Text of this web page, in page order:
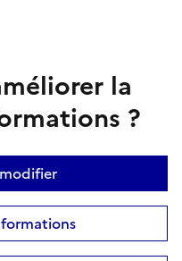
la
?